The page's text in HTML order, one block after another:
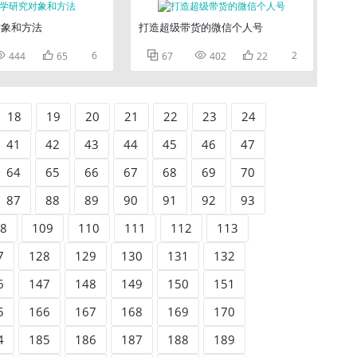
和方法
444  65 6
打造超级带货的微信个人号
 67  402  22 2
18 19 20 21 22 23
24
41
42 43 44 45 46
47
64
65 66 67 68 69
70
87
88 89 90 91 92
93
109 110 111 112
113
128 129 130 131
132
147 148 149 150
151
166 167 168 169
170
185 186 187 188 189